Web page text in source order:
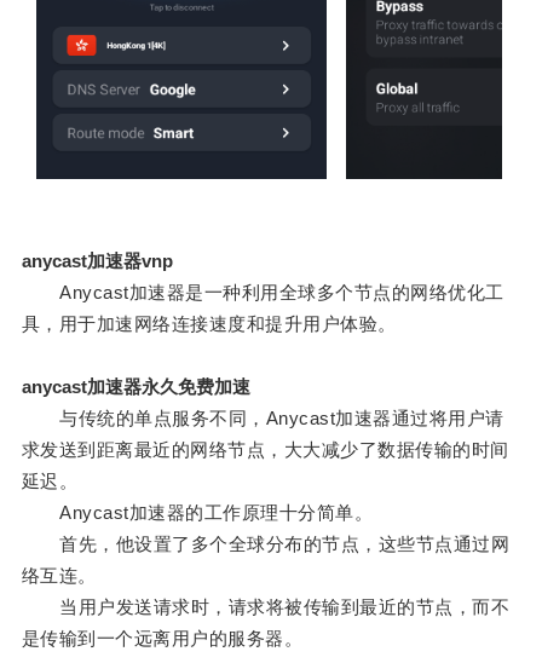
anycast加速器vnp
Anycast加速器是一种利用全球多个节点的网络优化工
具，用于加速网络连接速度和提升用户体验。
anycast加速器永久免费加速
与传统的单点服务不同，Anycast加速器通过将用户请
求发送到距离最近的网络节点，大大减少了数据传输的时间
延迟。
Anycast加速器的工作原理十分简单。
首先，他设置了多个全球分布的节点，这些节点通过网
络互连。
当用户发送请求时，请求将被传输到最近的节点，而不
是传输到一个远离用户的服务器。